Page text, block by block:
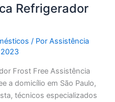
Refrigerador
/ PorAssistência
Frost Free Assistência
a domicílio em São Paulo,
técnicos especializados